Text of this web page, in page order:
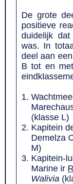
De grote
positieve
duidelijk
was. In
deel aan
B tot en
(klasse L)
Kapitein
Demelza
M)
Kapitein-
Marine ir
Walivia